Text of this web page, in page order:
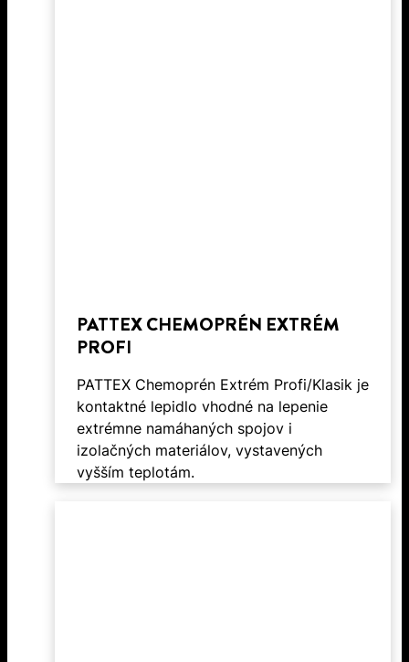
PATTEX CHEMOPRÉN EXTRÉM
PROFI
PATTEX Chemoprén Extrém Profi/Klasik je
kontaktné lepidlo vhodné na lepenie
extrémne namáhaných spojov i
izolačných materiálov, vystavených
vyšším teplotám.